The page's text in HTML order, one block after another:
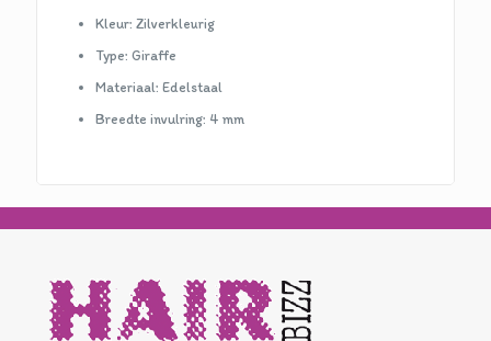
Kleur: Zilverkleurig
Type: Giraffe
Materiaal: Edelstaal
Breedte invulring: 4 mm